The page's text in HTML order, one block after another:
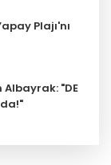
Plajı'nı
Albayrak: "DE